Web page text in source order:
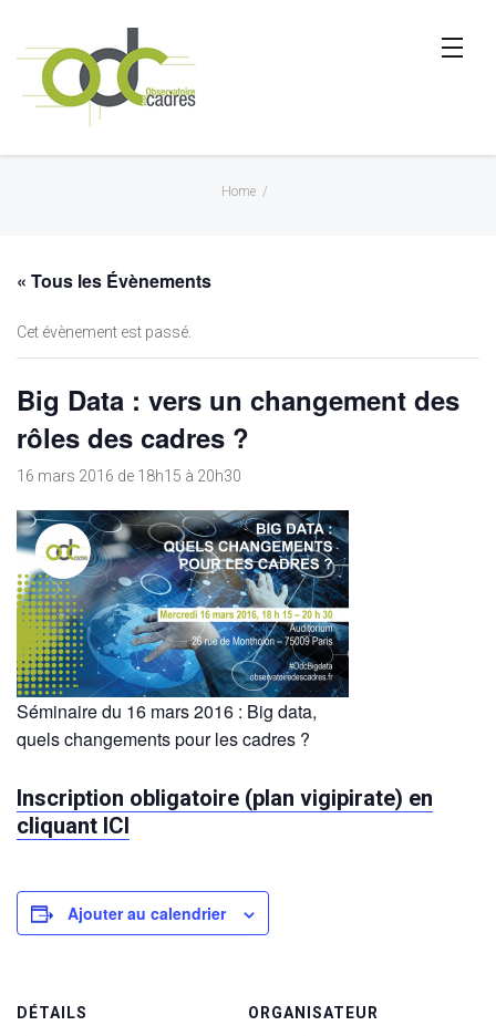
Home /
« Tous les Évènements
Cet évènement est passé.
Big Data : vers un changement des
rôles des cadres ?
16 mars 2016 de 18h15 à 20h30
Séminaire du 16 mars 2016 : Big data,
quels changements pour les cadres ?
Inscription obligatoire (plan vigipirate) en
cliquant ICI
Ajouter au calendrier
DÉTAILS ORGANISATEUR